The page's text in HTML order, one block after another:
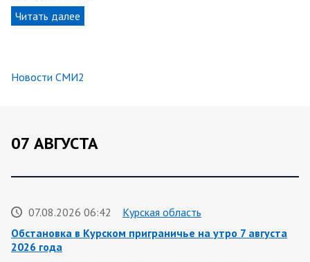
Читать далее
Новости СМИ2
07 АВГУСТА
07.08.2026 06:42
Курская область
Обстановка в Курском приграничье на утро 7 августа
2026 года